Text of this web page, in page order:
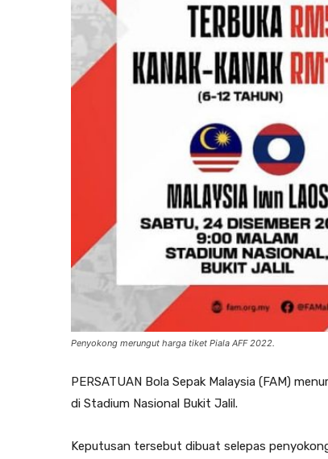
Penyokong merungut harga tiket Piala AFF 2022.
PERSATUAN Bola Sepak Malaysia (FAM)
di Stadium Nasional Bukit Jalil.
Keputusan tersebut dibuat selepas